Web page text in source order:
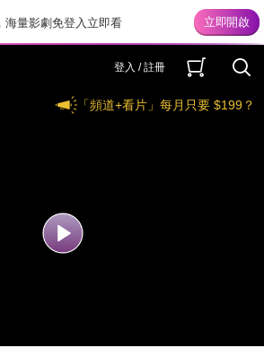
海量影劇免登入立即看
登入 / 註冊
「頻道+看片」每月只要 $199？